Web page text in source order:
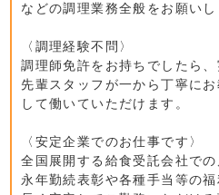
などの調理業務全般をお願いし
〈調理経験不問〉
調理師免許をお持ちでしたら、
先輩スタッフが一から丁寧に
して働いていただけます。
〈安定企業でのお仕事です〉
全国展開する給食受託会社で
永年勤続表彰や各種手当等の福